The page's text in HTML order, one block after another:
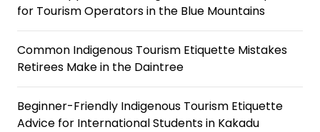
for Tourism Operators in the Blue Mountains
Common Indigenous Tourism Etiquette Mistakes
Retirees Make in the Daintree
Beginner-Friendly Indigenous Tourism Etiquette
Advice for International Students in Kakadu